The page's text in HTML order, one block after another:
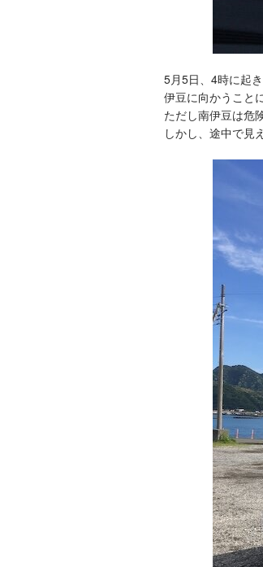
5月5日、4時に起
伊豆に向かうこと
ただし南伊豆は危
しかし、途中で見